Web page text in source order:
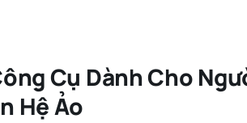
Cụ Dành Cho
Hệ Ảo